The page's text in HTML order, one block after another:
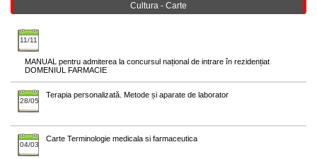
Cultura - Carte
11/11
MANUAL pentru admiterea la concursul național de intrare în rezidențiat
DOMENIUL FARMACIE
28/05
Terapia personalizată. Metode și aparate de laborator
04/03
Carte Terminologie medicala si farmaceutica